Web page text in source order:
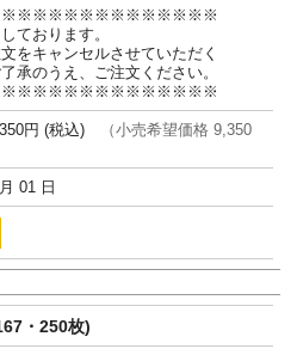
ております。
をキャンセルさせていただく
承のうえ、ご注文ください。
円 (税込)
（小売希望価格 9,350
01 日
・250枚)